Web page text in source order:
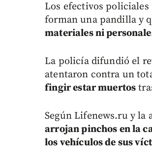
Los efectivos policiales
forman una pandilla y
materiales ni
La policía difundió el
atentaron contra un
fingir estar muertos
Según Lifenews.ru y la
arrojan pinchos en la
los vehículos de sus